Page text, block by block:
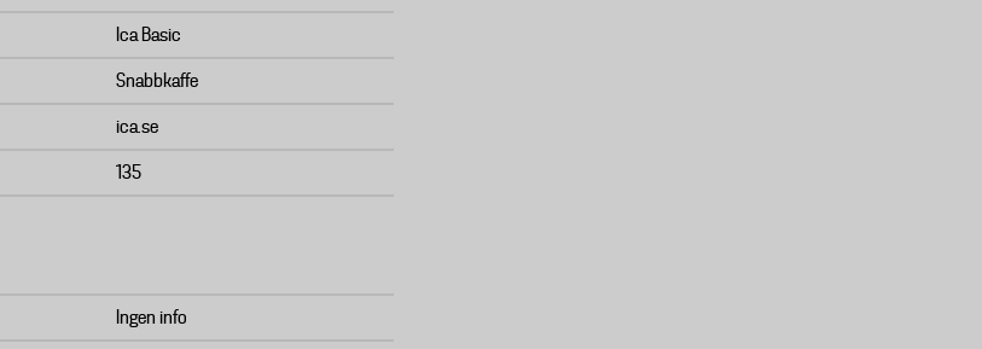
Ica Basic
Snabbkaffe
ica.se
135
Ingen info